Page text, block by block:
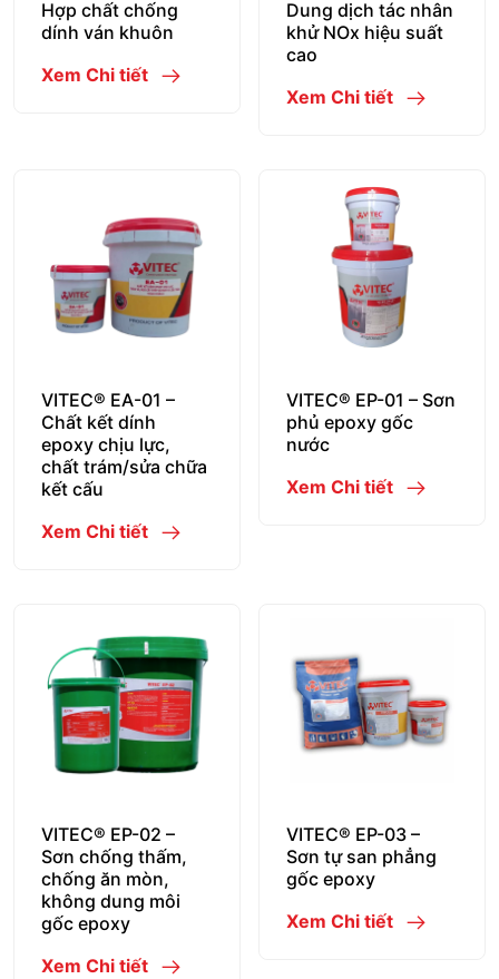
Hợp chất chống
dính ván khuôn
Xem Chi tiết
Dung dịch tác nhân
khử NOx hiệu suất
cao
Xem Chi tiết
VITEC® EA-01 –
Chất kết dính
epoxy chịu lực,
chất trám/sửa chữa
kết cấu
Xem Chi tiết
VITEC® EP-01 – Sơn
phủ epoxy gốc
nước
Xem Chi tiết
VITEC® EP-02 –
Sơn chống thấm,
chống ăn mòn,
không dung môi
gốc epoxy
Xem Chi tiết
VITEC® EP-03 –
Sơn tự san phẳng
gốc epoxy
Xem Chi tiết